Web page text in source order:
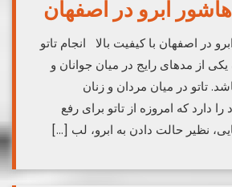
هاشور ابرو در اصفهان
در اصفهان با کیفیت بالا انجام تاتو
از مدهای رایج در میان جوانان و
تاتو در میان مردان و زنان
دارد که امروزه از تاتو برای رفع
نظیر حالت دادن به ابرو، لب […]